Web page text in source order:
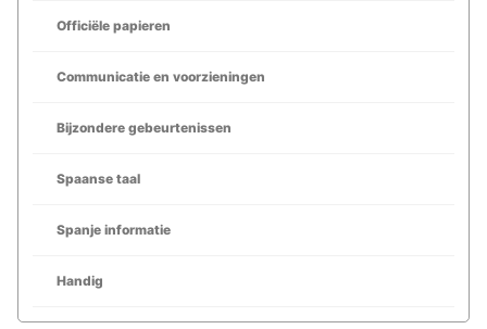
Officiële papieren
Communicatie en voorzieningen
Bijzondere gebeurtenissen
Spaanse taal
Spanje informatie
Handig